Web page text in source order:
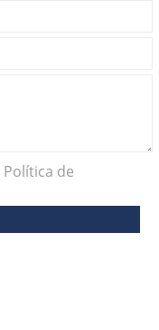
Política de